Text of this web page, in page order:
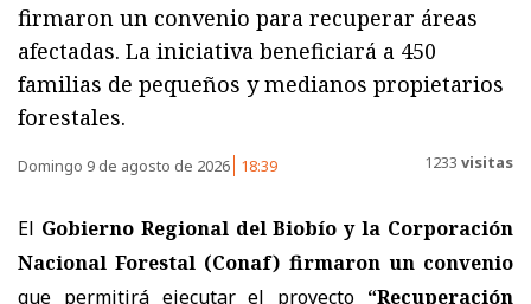
firmaron un convenio para recuperar áreas
afectadas. La iniciativa beneficiará a 450
familias de pequeños y medianos propietarios
forestales.
Domingo 9 de agosto de 2026 18:39 1233 visitas
El Gobierno Regional del Biobío y la Corporación
Nacional Forestal (Conaf) firmaron un convenio
que permitirá ejecutar el proyecto “Recuperación